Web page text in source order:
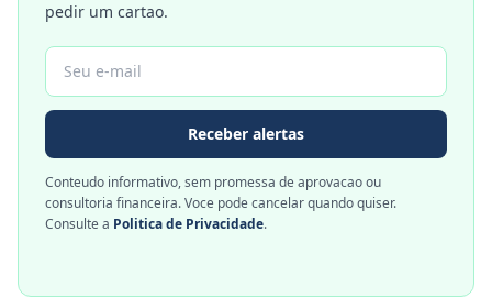
pedir um cartao.
Receber alertas
Conteudo informativo, sem promessa de aprovacao ou
consultoria financeira. Voce pode cancelar quando quiser.
Consulte a Politica de Privacidade.